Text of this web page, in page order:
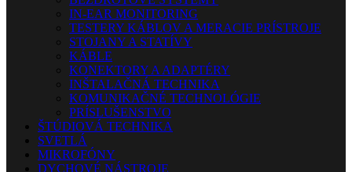
IN-EAR MONITORING
TESTERY KÁBLOV A MERACIE PRÍSTROJE
STOJANY A STATÍVY
KÁBLE
KONEKTORY A ADAPTÉRY
INŠTALAČNÁ TECHNIKA
KOMUNIKAČNÉ TECHNOLÓGIE
PRÍSLUŠENSTVO
ŠTÚDIOVÁ TECHNIKA
SVETLÁ
MIKROFÓNY
DYCHOVÉ NÁSTROJE